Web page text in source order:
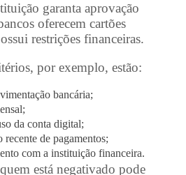
garanta aprovação
oferecem cartões
restrições financeiras.
por exemplo, estão:
bancária;
da conta digital;
recente de pagamentos;
com a instituição financeira.
está negativado pode